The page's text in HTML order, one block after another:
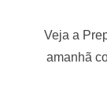
Veja a
amanhã